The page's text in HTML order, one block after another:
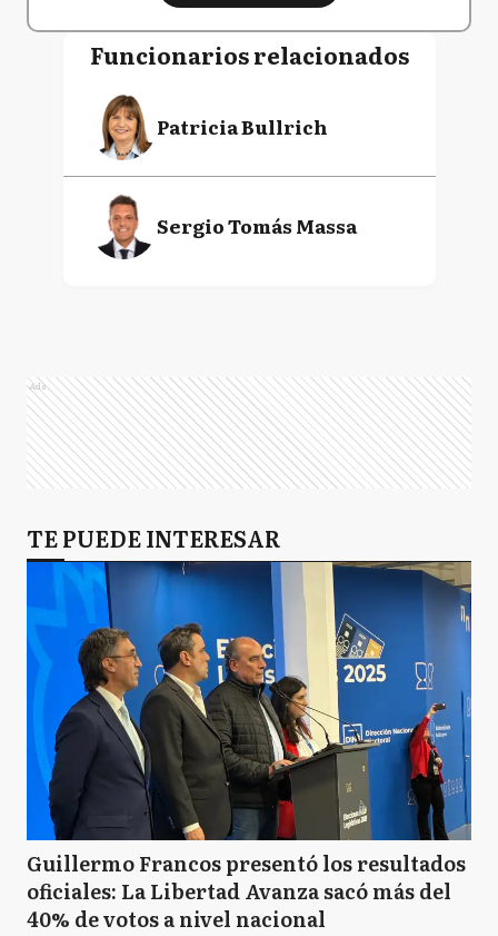
Funcionarios relacionados
Patricia Bullrich
Sergio Tomás Massa
Ads
TE PUEDE INTERESAR
Guillermo Francos presentó los resultados
oficiales: La Libertad Avanza sacó más del
40% de votos a nivel nacional